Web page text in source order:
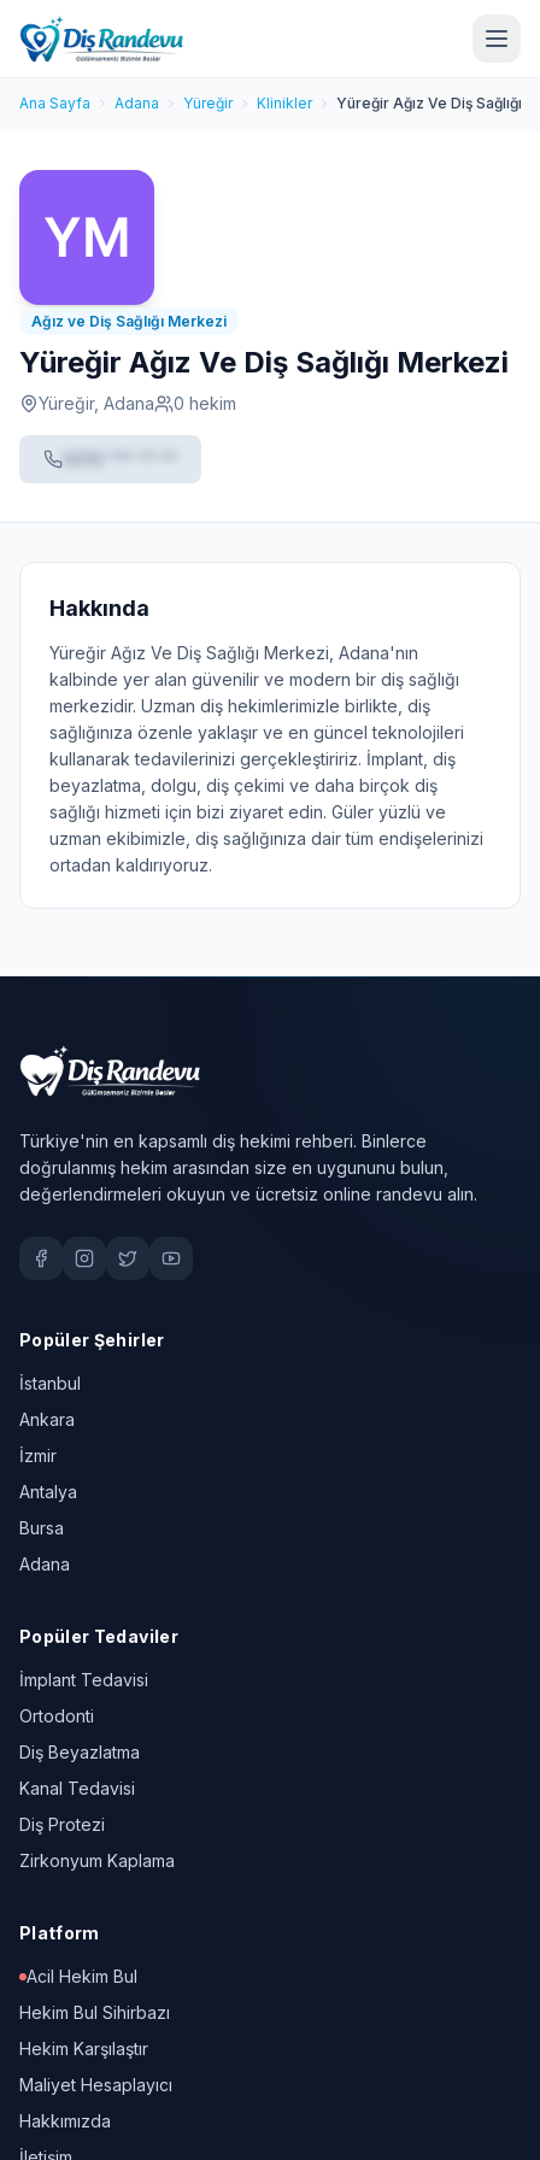
Ana Sayfa Adana Yüreğir Klinikler Yüreğir Ağız Ve Diş Sağlığı
Ağız ve Diş Sağlığı Merkezi
Yüreğir Ağız Ve Diş Sağlığı Merkezi
Yüreğir, Adana 0 hekim
Hakkında
Yüreğir Ağız Ve Diş Sağlığı Merkezi, Adana'nın
kalbinde yer alan güvenilir ve modern bir diş sağlığı
merkezidir. Uzman diş hekimlerimizle birlikte, diş
sağlığınıza özenle yaklaşır ve en güncel teknolojileri
kullanarak tedavilerinizi gerçekleştiririz. İmplant, diş
beyazlatma, dolgu, diş çekimi ve daha birçok diş
sağlığı hizmeti için bizi ziyaret edin. Güler yüzlü ve
uzman ekibimizle, diş sağlığınıza dair tüm endişelerinizi
ortadan kaldırıyoruz.
Türkiye'nin en kapsamlı diş hekimi rehberi. Binlerce
doğrulanmış hekim arasından size en uygununu bulun,
değerlendirmeleri okuyun ve ücretsiz online randevu alın.
Popüler Şehirler
İstanbul
Ankara
İzmir
Antalya
Bursa
Adana
Popüler Tedaviler
İmplant Tedavisi
Ortodonti
Diş Beyazlatma
Kanal Tedavisi
Diş Protezi
Zirkonyum Kaplama
Platform
Acil Hekim Bul
Hekim Bul Sihirbazı
Hekim Karşılaştır
Maliyet Hesaplayıcı
Hakkımızda